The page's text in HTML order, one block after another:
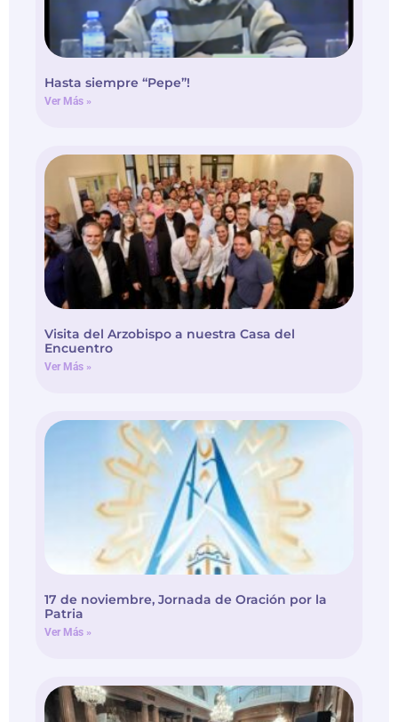
Hasta siempre “Pepe”!
Ver Más »
Visita del Arzobispo a nuestra Casa del
Encuentro
Ver Más »
17 de noviembre, Jornada de Oración por la
Patria
Ver Más »